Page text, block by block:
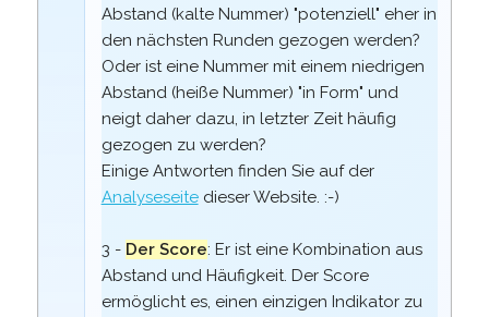
Abstand (kalte Nummer) "potenziell" eher in
den nächsten Runden gezogen werden?
Oder ist eine Nummer mit einem niedrigen
Abstand (heiße Nummer) "in Form" und
neigt daher dazu, in letzter Zeit häufig
gezogen zu werden?
Einige Antworten finden Sie auf der
Analyseseitedieser Website. :-)
3 - Der Score: Er ist eine Kombination aus
Abstand und Häufigkeit. Der Score
ermöglicht es, einen einzigen Indikator zu